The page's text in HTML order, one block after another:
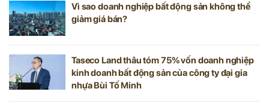
Vì sao doanh nghiệp bất động sản không thể
giảm giá bán?
Taseco Land thâu tóm 75% vốn doanh nghiệp
kinh doanh bất động sản của công ty đại gia
nhựa Bùi Tố Minh